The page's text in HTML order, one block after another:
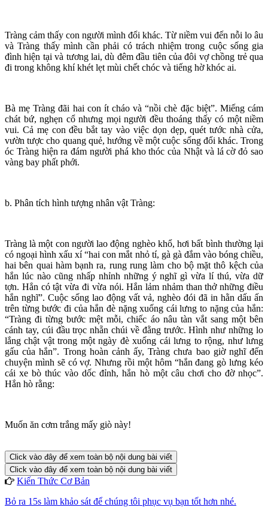
Tràng cảm thấy con người mình đổi khác. Từ niềm vui đến nỗi lo âu
và Tràng thấy mình cần phải có trách nhiệm trong cuộc sống gia
đình hiện tại và tương lai, dù đêm đầu tiên của đôi vợ chồng trẻ qua
đi trong không khí khét lẹt mùi chết chóc và tiếng hờ khóc ai.
Bà mẹ Tràng đãi hai con ít cháo và “nồi chè đặc biệt”. Miếng cám
chát bứ, nghẹn cổ nhưng mọi người đều thoáng thấy có một niềm
vui. Cả mẹ con đều bắt tay vào việc dọn dẹp, quét tước nhà cửa,
vườn tược cho quang quẻ, hướng về một cuộc sống đổi khác. Trong
óc Tràng hiện ra đám người phá kho thóc của Nhật và lá cờ đỏ sao
vàng bay phất phới.
b. Phân tích hình tượng nhân vật Tràng:
Tràng là một con người lao động nghèo khổ, hơi bất bình thường lại
có ngoại hình xấu xí “hai con mắt nhỏ tí, gà gà đắm vào bóng chiều,
hai bên quai hàm bạnh ra, rung rung làm cho bộ mặt thô kệch của
hắn lúc nào cũng nhấp nhỉnh những ý nghĩ gì vừa lí thú, vừa dữ
tợn. Hẳn có tật vừa đi vừa nói. Hắn lảm nhảm than thở những điều
hắn nghĩ”. Cuộc sống lao động vất vả, nghèo đói đã in hằn dấu ấn
trên từng bước đi của hắn đè nặng xuống cái lưng to nặng của hắn:
“Tràng đi từng bước mệt mỗi, chiếc áo nâu tàn vắt sang một bên
cánh tay, cúi đầu trọc nhẵn chúi về đằng trước. Hình như những lo
lắng chật vật trong một ngày đè xuống cái lưng to rộng, như lưng
gấu của hắn”. Trong hoàn cảnh ấy, Tràng chưa bao giờ nghĩ đến
chuyện mình sẽ có vợ. Nhưng rồi một hôm “hắn đang gò lưng kéo
cái xe bò thúc vào dốc đỉnh, hắn hò một câu chơi cho đờ nhọc”.
Hắn hò rằng:
Muốn ăn cơm trắng mấy giò này!
Click vào đây để xem toàn bộ nội dung bài viết
Click vào đây để xem toàn bộ nội dung bài viết
Kiến Thức Cơ Bản
Bỏ ra 15s làm khảo sát để chúng tôi phục vụ bạn tốt hơn nhé.